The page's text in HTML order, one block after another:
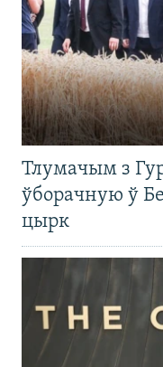
Тлумачым з
ўборачную ў
цырк